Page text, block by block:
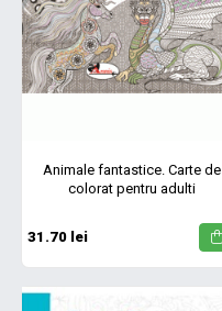
Animale fantastice. Carte de
colorat pentru adulti
31.70 lei